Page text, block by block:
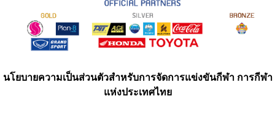
นโยบายความเป็นส่วนตัวสำหรับการจัดการแข่งขันกีฬา การกีฬา
แห่งประเทศไทย